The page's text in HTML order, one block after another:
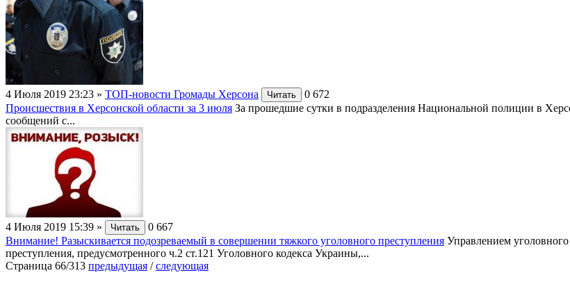
4 Июля 2019 23:23 » ТОП-новости Громады Херсона Читать 0 672
Происшествия в Херсонской области за 3 июля За прошедшие сутки в подразделения Национальной полиции в
сообщений с...
4 Июля 2019 15:39 » Читать 0 667
Внимание! Разыскивается подозреваемый в совершении тяжкого уголовного преступления Управлением
преступления, предусмотренного ч.2 ст.121 Уголовного кодекса Украины,...
Страница 66/313 предыдущая /следующая